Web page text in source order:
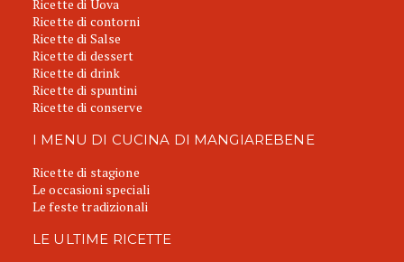
Ricette di Uova
Ricette di contorni
Ricette di Salse
Ricette di dessert
Ricette di drink
Ricette di spuntini
Ricette di conserve
I MENU DI CUCINA DI MANGIAREBENE
Ricette di stagione
Le occasioni speciali
Le feste tradizionali
LE ULTIME RICETTE